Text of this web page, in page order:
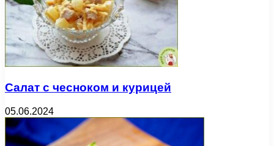
Салат с чесноком и курицей
05.06.2024